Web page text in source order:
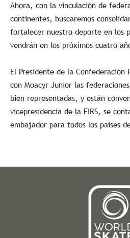
Ahora, con la vinculación de
continentes, buscaremos
fortalecer nuestro deporte en los
vendrán en los próximos cuatro
El Presidente de la Confederación
con Moacyr Junior las
bien representadas, y están
vicepresidencia de la FIRS, se
embajador para todos los países